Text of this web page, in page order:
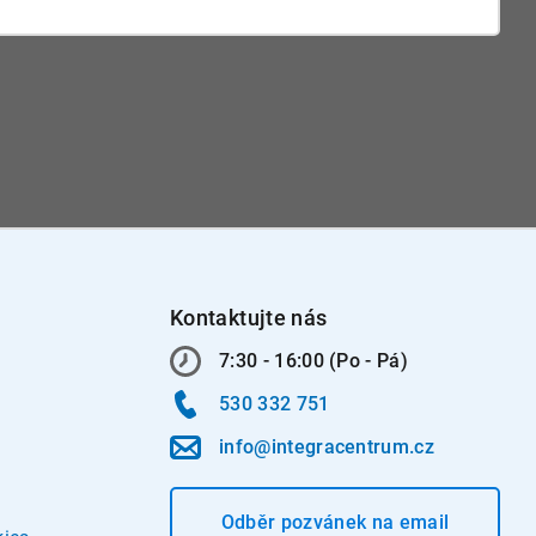
Kontaktujte nás
7:30 - 16:00 (Po - Pá)
530 332 751
info@integracentrum.cz
Odběr pozvánekna email